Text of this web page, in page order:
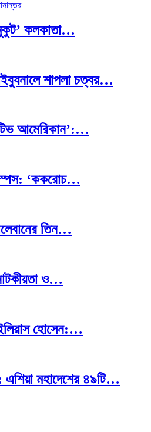
পৃথিবীর…
অধ্যায়:…
শত…
সংখ্যা…
চীন-ভারতের বৈশ্বিক…
তিন…
মুকুট’ কলকাতা…
শাপলা চত্বর…
আমেরিকান’:…
‘ককরোচ…
তিন…
ও…
হোসেন:…
মহাদেশের ৪৯টি…